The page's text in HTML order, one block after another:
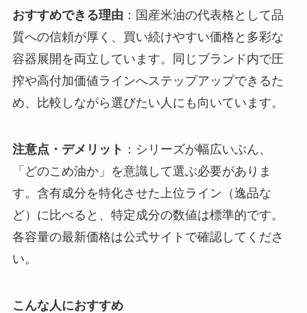
おすすめできる理由 ：国産米油の代表格として品
質への信頼が厚く、買い続けやすい価格と多彩な
容器展開を両立しています。同じブランド内で圧
搾や高付加価値ラインへステップアップできるた
め、比較しながら選びたい人にも向いています。
注意点・デメリット ：シリーズが幅広いぶん、
「どのこめ油か」を意識して選ぶ必要がありま
す。含有成分を特化させた上位ライン（逸品な
ど）に比べると、特定成分の数値は標準的です。
各容量の最新価格は公式サイトで確認してくださ
い。
こんな人におすすめ